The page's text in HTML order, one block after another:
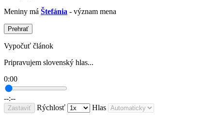
Meniny má Štefánia - význam mena
Prehrať
Vypočuť článok
Pripravujem slovenský hlas...
0:00
--:--
Zastaviť Rýchlosť Hlas